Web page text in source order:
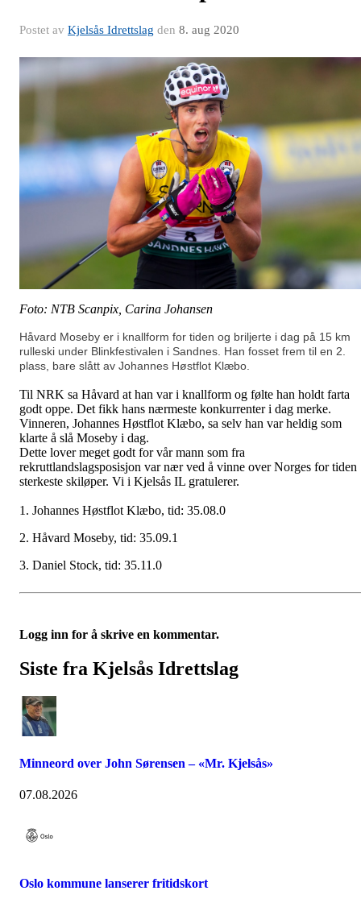
Postet av Kjelsås Idrettslag den 8. aug 2020
Foto: NTB Scanpix, Carina Johansen
Håvard Moseby er i knallform for tiden og briljerte i dag på 15 km
rulleski under Blinkfestivalen i Sandnes. Han fosset frem til en 2.
plass, bare slått av Johannes Høstflot Klæbo.
Til NRK sa Håvard at han var i knallform og følte han holdt farta
godt oppe. Det fikk hans nærmeste konkurrenter i dag merke.
Vinneren, Johannes Høstflot Klæbo, sa selv han var heldig som
klarte å slå Moseby i dag.
Dette lover meget godt for vår mann som fra
rekruttlandslagsposisjon var nær ved å vinne over Norges for tiden
sterkeste skiløper. Vi i Kjelsås IL gratulerer.
1. Johannes Høstflot Klæbo, tid: 35.08.0
2. Håvard Moseby, tid: 35.09.1
3. Daniel Stock, tid: 35.11.0
Logg inn for å skrive en kommentar.
Siste fra Kjelsås Idrettslag
Minneord over John Sørensen – «Mr. Kjelsås»
07.08.2026
Oslo kommune lanserer fritidskort